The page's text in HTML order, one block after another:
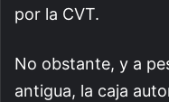
por la CVT.
No obstante, y a
antigua, la caja